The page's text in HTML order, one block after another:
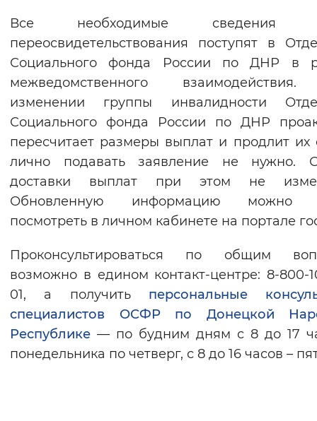
Вернуть стандартные настройки
Все необходимые сведения
переосвидетельствования поступят в
Социального фонда России по ДНР в
межведомственного
изменении группы инвалидности
Социального фонда России по ДНР
пересчитает размеры выплат и продлит их
лично подавать заявление не нужно.
доставки выплат при этом не
Обновленную информацию можно
посмотреть в личном кабинете на портале
Проконсультироваться по общим
возможно в едином контакт-центре: 8-800-
01, а получить персональные
специалистов ОСФР по Донецкой
Республике — по будним дням с 8 до 17
понедельника по четверг, с 8 до 16 часов –